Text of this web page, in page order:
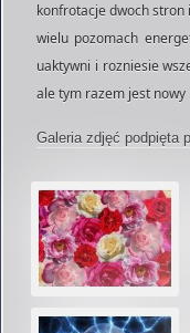
konfrotacje dwoch
wielu pozomach
uaktywni i rozniesie
ale tym razem jest
Galeria zdjęć podpięta